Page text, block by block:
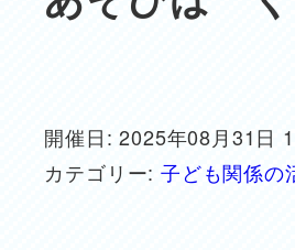
開催日: 2025年08月31日
カテゴリー: 子ども関係の